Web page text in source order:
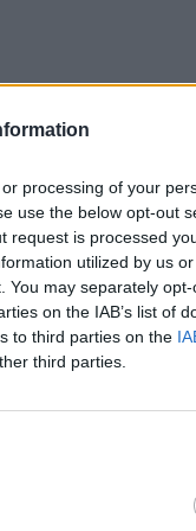
processing of your
use the below opt-out
request is processed
utilized by us
You may separately
on the IAB’s list of
to third parties on the
third parties.
de
a sí mismo por lo
medios de
Federales a
existe
y no despidos
a los
no afecten a